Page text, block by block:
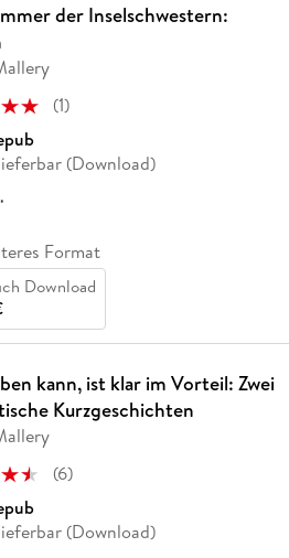
der Inselschwestern:
(1)
(Download)
*
Format
Download
kann, ist klar im Vorteil: Zwei
Kurzgeschichten
(6)
(Download)